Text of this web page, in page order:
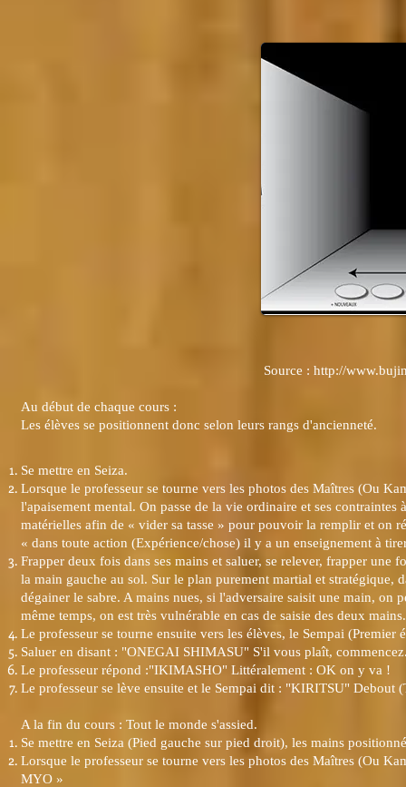
Source : http://
Au début de chaque cours :
Les élèves se positionnent donc selon leurs rangs d'ancienneté.
Se mettre en Seiza.
Lorsque le professeur se tourne vers les photos des Maîtres (Ou
l'apaisement mental. On passe de la vie ordinaire et ses
matérielles afin de « vider sa tasse » pour pouvoir la remplir et on
« dans toute action (Expérience/chose) il y a un enseignement à
Frapper deux fois dans ses mains et saluer, se relever, frapper une
la main gauche au sol. Sur le plan purement martial et stratégique,
dégainer le sabre. A mains nues, si l'adversaire saisit une main,
même temps, on est très vulnérable en cas de saisie des deux mains.
Le professeur se tourne ensuite vers les élèves, le Sempai (Premier
Saluer en disant : "ONEGAI SHIMASU" S'il vous plaît,
Le professeur répond :"IKIMASHO" Littéralement : OK on y va !
Le professeur se lève ensuite et le Sempai dit : "KIRITSU" Debout
A la fin du cours : Tout le monde s'assied.
Se mettre en Seiza (Pied gauche sur pied droit), les mains
Lorsque le professeur se tourne vers les photos des Maîtres (Ou
MYO »